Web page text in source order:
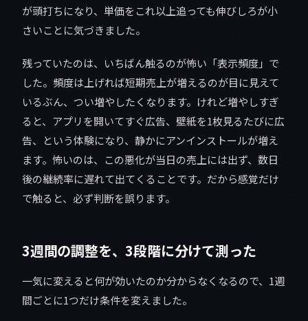
が頭打ちになり、単価をこれ以上追っても伸びしろが小
さいことに気づきました。
残っていたのは、いちばん触るのが怖い「表示頻度」で
した。頻度は上げれば短期売上が増えるのが目に見えて
いるぶん、つい増やしたくなります。けれど増やしすぎ
ると、アプリを開いてすぐ広告、壁紙を1枚見るたびに広
告、という体験になり、静かにアンインストールが増え
ます。怖いのは、この悪化が当日の売上には出ず、数日
後の継続率に遅れて出てくることです。だから感覚だけ
で触ると、必ず判断を誤ります。
3週間の調整を、3段階に分けて測った
一気に変えると何が効いたのか分からなくなるので、1週
間ごとに1つだけ条件を変えました。